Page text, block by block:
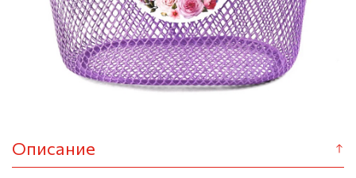
Описание